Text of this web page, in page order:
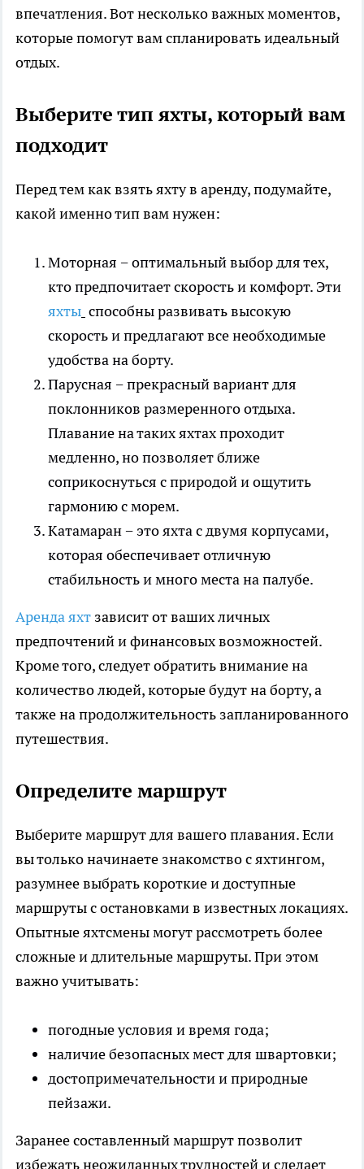
впечатления. Вот несколько важных моментов,
которые помогут вам спланировать идеальный
отдых.
Выберите тип яхты, который вам
подходит
Перед тем как взять яхту в аренду, подумайте,
какой именно тип вам нужен:
Моторная − оптимальный выбор для тех,
кто предпочитает скорость и комфорт. Эти
яхты способны развивать высокую
скорость и предлагают все необходимые
удобства на борту.
Парусная − прекрасный вариант для
поклонников размеренного отдыха.
Плавание на таких яхтах проходит
медленно, но позволяет ближе
соприкоснуться с природой и ощутить
гармонию с морем.
Катамаран − это яхта с двумя корпусами,
которая обеспечивает отличную
стабильность и много места на палубе.
Аренда яхт зависит от ваших личных
предпочтений и финансовых возможностей.
Кроме того, следует обратить внимание на
количество людей, которые будут на борту, а
также на продолжительность запланированного
путешествия.
Определите маршрут
Выберите маршрут для вашего плавания. Если
вы только начинаете знакомство с яхтингом,
разумнее выбрать короткие и доступные
маршруты с остановками в известных локациях.
Опытные яхтсмены могут рассмотреть более
сложные и длительные маршруты. При этом
важно учитывать:
погодные условия и время года;
наличие безопасных мест для швартовки;
достопримечательности и природные
пейзажи.
Заранее составленный маршрут позволит
избежать неожиданных трудностей и сделает